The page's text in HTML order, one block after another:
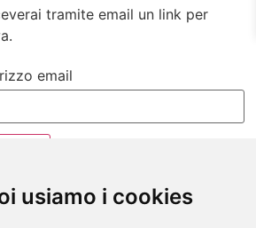
usiamo i cookies
tramite email un link per
email